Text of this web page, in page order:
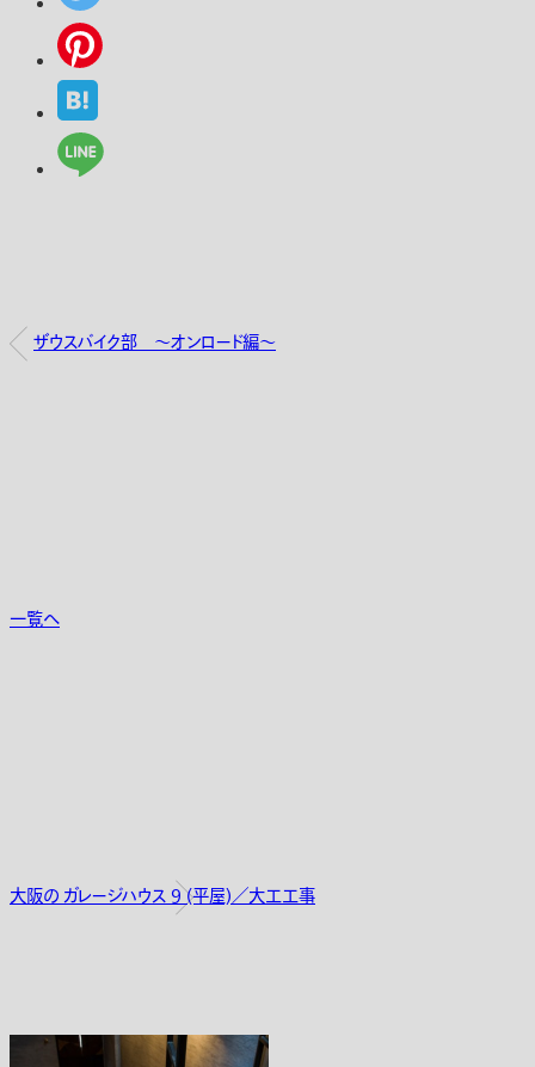
ザウスバイク部 ～オンロード編～
一覧へ
大阪の ガレージハウス 9 (平屋)／大工工事